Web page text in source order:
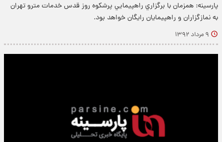
پارسینه: همزمان با برگزاري راهپيمايي پرشكوه روز قدس خدمات مترو تهران
به نمازگزاران و راهپيمايان رايگان خواهد بود.
۹ مرداد ۱۳۹۲